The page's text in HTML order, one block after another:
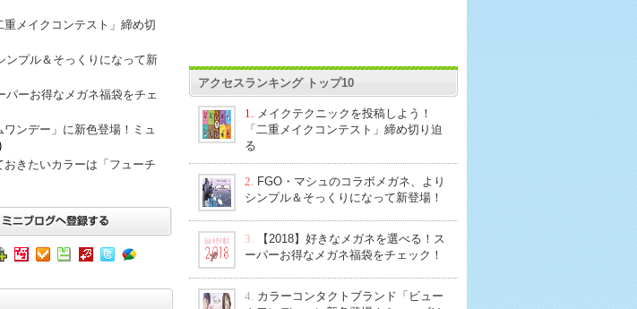
メイクコンテスト」締め切
ンプル＆そっくりになって新
パーお得なメガネ福袋をチェ
ンデー」に新色登場！ミュ
きたいカラーは「フューチ
アクセスランキング トップ10
1.
メイクテクニックを投稿しよう！
「二重メイクコンテスト」締め切り迫
る
2. FGO・マシュのコラボメガネ、より
シンプル＆そっくりになって新登場！
3.
【2018】好きなメガネを選べる！ス
ーパーお得なメガネ福袋をチェック！
4. カラーコンタクトブランド「ビュー